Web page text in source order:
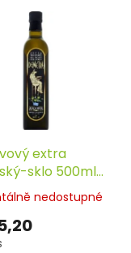
extra
sklo 500ml
nedostupné